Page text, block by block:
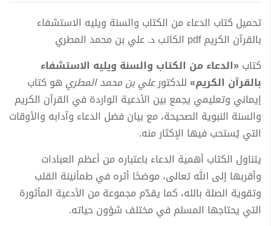
تحميل كتاب الدعاء من الكتاب والسنة ويليه الاستشفاء
بالقرآن الكريم pdf الكاتب د. علي بن محمد المطري
كتاب«الدعاء من الكتاب والسنة ويليه الاستشفاء
بالقرآن الكريم»للدكتورعلي بن محمد المطري هو كتاب
إيماني وتعليمي يجمع بين الأدعية الواردة في القرآن الكريم
والسنة النبوية الصحيحة، مع بيان فضل الدعاء وآدابه والأوقات
التي يُستحب فيها الإكثار منه.
يتناول الكتاب أهمية الدعاء باعتباره من أعظم العبادات
وأقربها إلى الله تعالى، موضحًا أثره في طمأنينة القلب
وتقوية الصلة بالله، كما يقدّم مجموعة من الأدعية المأثورة
التي يحتاجها المسلم في مختلف شؤون حياته.